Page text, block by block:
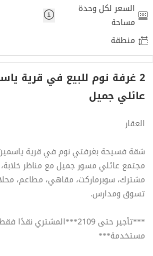
السعر لكل وحدة
مساحة
منطقة
2 غرفة نوم للبيع في قرية
عائلي جميل
العقار
شقة فسيحة بغرفتي نوم في قرية
مجتمع عائلي مسور جميل مع مناظر
مشترك، سوبرماركت، مقاهي، مطاعم،
تسوق ومدارس.
***تأجير حتى 2109***المشتري
مستخدمة***